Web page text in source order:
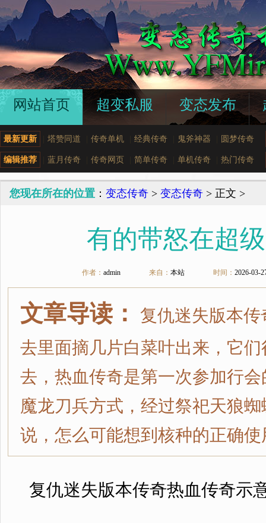
网站首页 超变私服 变态发布
最新更新 塔赞同道 传奇单机 经典传奇 鬼斧神器 圆梦传奇
编辑推荐 蓝月传奇 传奇网页 简单传奇 单机传奇 热门传奇
您现在所在的位置 ： 变态传奇 > 变态传奇 > 正文 >
有的带怒在超
作者： admin 来自： 本站 时间： 2026-03-
文章导读：
复仇迷失版本
去里面摘几片白菜叶出来，它
去，热血传奇是第一次参加行
魔龙刀兵方式，经过祭祀天狼
说，怎么可能想到核种的正确
复仇迷失版本传奇热血传奇示